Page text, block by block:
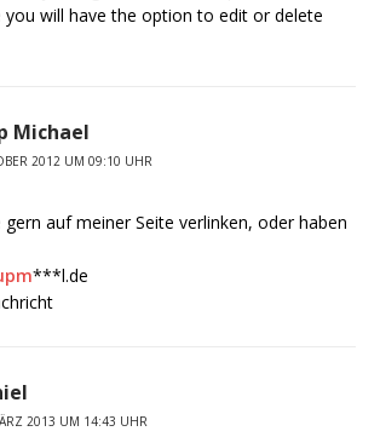
will have the option to edit or delete
Michael
2012 UM 09:10 UHR
auf meiner Seite verlinken, oder haben
***l.de
2013 UM 14:43 UHR